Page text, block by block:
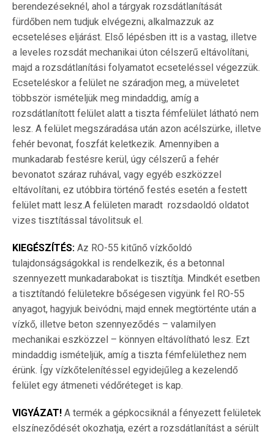
berendezéseknél, ahol a tárgyak rozsdátlanítását
fürdőben nem tudjuk elvégezni, alkalmazzuk az
ecseteléses eljárást. Első lépésben itt is a vastag, illetve
a leveles rozsdát mechanikai úton célszerű eltávolítani,
majd a rozsdátlanítási folyamatot ecseteléssel végezzük.
Ecseteléskor a felület ne száradjon meg, a müveletet
többször ismételjük meg mindaddig, amíg a
rozsdátlanított felület alatt a tiszta fémfelület látható nem
lesz. A felület megszáradása után azon acélszürke, illetve
fehér bevonat, foszfát keletkezik. Amennyiben a
munkadarab festésre kerül, úgy célszerű a fehér
bevonatot száraz ruhával, vagy egyéb eszközzel
eltávolítani, ez utóbbira történő festés esetén a festett
felület matt lesz.A felületen maradt rozsdaoldó oldatot
vizes tisztítással távolitsuk el.
KIEGÉSZÍTÉS: Az RO-55 kitűnő vízkőoldó
tulajdonságságokkal is rendelkezik, és a betonnal
szennyezett munkadarabokat is tisztítja. Mindkét esetben
a tisztítandó felületekre bőségesen vigyünk fel RO-55
anyagot, hagyjuk beivódni, majd ennek megtörténte után a
vízkő, illetve beton szennyeződés – valamilyen
mechanikai eszközzel – könnyen eltávolítható lesz. Ezt
mindaddig ismételjük, amíg a tiszta fémfelülethez nem
érünk. Így vízkőtelenítéssel egyidejűleg a kezelendő
felület egy átmeneti védőréteget is kap.
VIGYÁZAT! A termék a gépkocsiknál a fényezett felületek
elszíneződését okozhatja, ezért a rozsdátlanítást a sérült